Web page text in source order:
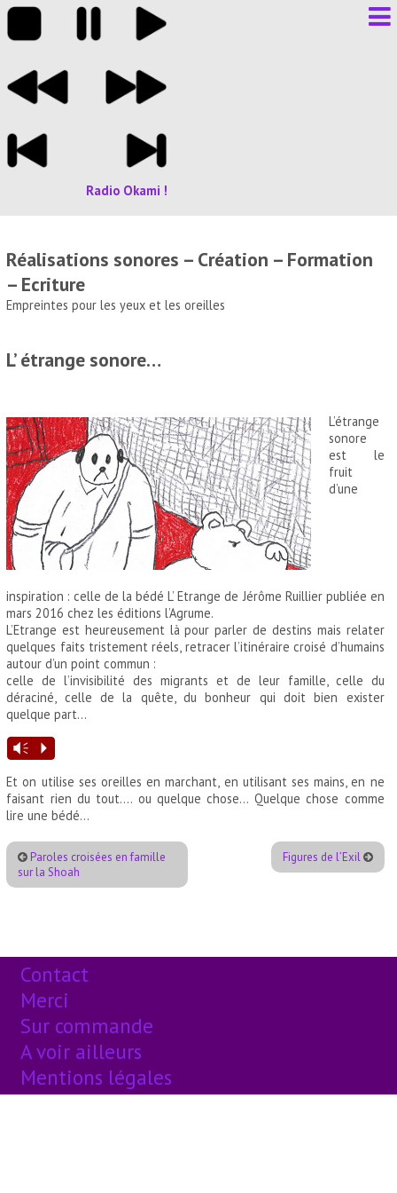
Radio Okami !
Réalisations sonores – Création – Formation
– Ecriture
Empreintes pour les yeux et les oreilles
L’ étrange sonore…
L’étrange
sonore
est le
fruit
d’une
inspiration : celle de la bédé L’ Etrange de Jérôme Ruillier publiée en
mars 2016 chez les éditions l’Agrume.
L’Etrange est heureusement là pour parler de destins mais relater
quelques faits tristement réels, retracer l’itinéraire croisé d’humains
autour d’un point commun :
celle de l’invisibilité des migrants et de leur famille, celle du
déraciné, celle de la quête, du bonheur qui doit bien exister
quelque part…
Lecteur
audio
Vm P
Et on utilise ses oreilles en marchant, en utilisant ses mains, en ne
faisant rien du tout…. ou quelque chose… Quelque chose comme
lire une bédé…
Paroles croisées en famille
sur la Shoah
Figures de l’Exil
Contact
Merci
Sur commande
A voir ailleurs
Mentions légales